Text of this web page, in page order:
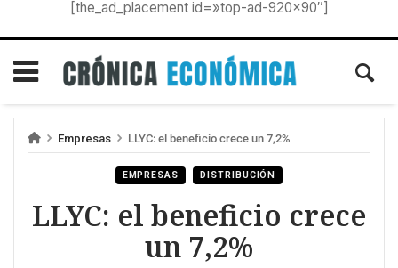
[the_ad_placement id=»top-ad-920×90″]
Empresas LLYC: el beneficio crece un 7,2%
EMPRESAS DISTRIBUCIÓN
LLYC: el beneficio crece
un 7,2%